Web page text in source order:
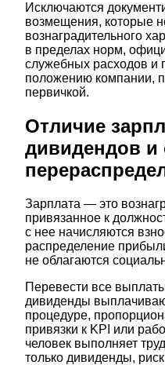
Исключаются
возмещения, которые
вознаградительного
в пределах норм,
служебных расходов и
положению компании,
первичкой.
Отличие
дивидендов и
Зарплата — это
привязанное к
с нее начисляются
распределение
не облагаются
Перевести все
дивиденды
процедуре,
привязки к KPI или
человек выполняет
только дивиденды,